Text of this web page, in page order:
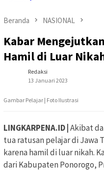
Beranda NASIONAL
Kabar
Hamil di Luar
Redaksi
13 Januari 2023
Gambar Pelajar | Foto Ilustrasi
LINGKARPENA.ID | Akibat
tua ratusan pelajar di Jawa
karena hamil di luar nikah.
dari Kabupaten Ponorogo,